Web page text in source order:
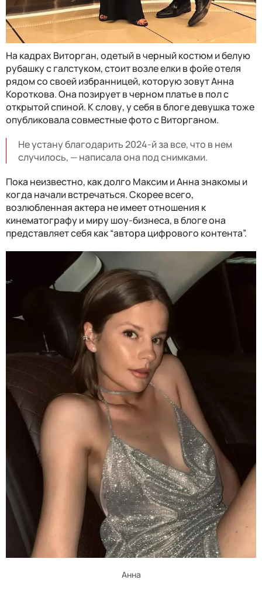
На кадрах Виторган, одетый в черный костюм и белую
рубашку с галстуком, стоит возле елки в фойе отеля
рядом со своей избранницей, которую зовут Анна
Короткова. Она позирует в черном платье в пол с
открытой спиной. К слову, у себя в блоге девушка тоже
опубликовала совместные фото с Виторганом.
Не устану благодарить 2024-й за все, что в нем
случилось, — написала она под снимками.
Пока неизвестно, как долго Максим и Анна знакомы и
когда начали встречаться. Скорее всего,
возлюбленная актера не имеет отношения к
кинематографу и миру шоу-бизнеса, в блоге она
представляет себя как “автора цифрового контента”.
Анна